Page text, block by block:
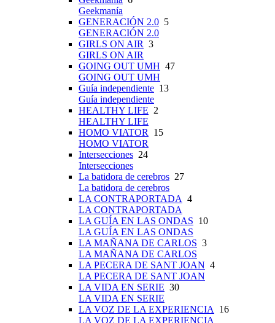
Geekmanía
GENERACIÓN 2.0 5
GENERACIÓN 2.0
GIRLS ON AIR 3
GIRLS ON AIR
GOING OUT UMH 47
GOING OUT UMH
Guía independiente 13
Guía independiente
HEALTHY LIFE 2
HEALTHY LIFE
HOMO VIATOR 15
HOMO VIATOR
Intersecciones 24
Intersecciones
La batidora de cerebros 27
La batidora de cerebros
LA CONTRAPORTADA 4
LA CONTRAPORTADA
LA GUÍA EN LAS ONDAS 10
LA GUÍA EN LAS ONDAS
LA MAÑANA DE CARLOS 3
LA MAÑANA DE CARLOS
LA PECERA DE SANT JOAN 4
LA PECERA DE SANT JOAN
LA VIDA EN SERIE 30
LA VIDA EN SERIE
LA VOZ DE LA EXPERIENCIA 16
LA VOZ DE LA EXPERIENCIA